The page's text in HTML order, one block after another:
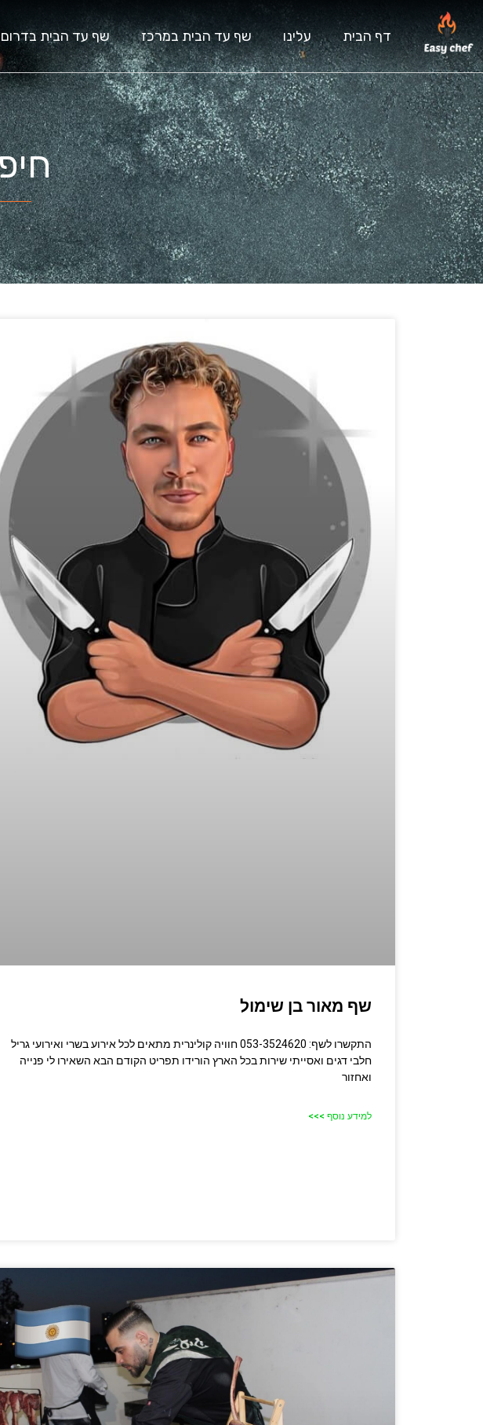
דף הבית עלינו שף עד הבית במרכז שף עד הבית בדרום
שף מאור בן שימול
התקשרו לשף: 053-3524620 חוויה קולינרית מתאים לכל אירוע בשרי ואירועי גריל
חלבי דגים ואסייתי שירות בכל הארץ הורידו תפריט הקודם הבא השאירו לי פנייה
ואחזור
למידע נוסף >>>